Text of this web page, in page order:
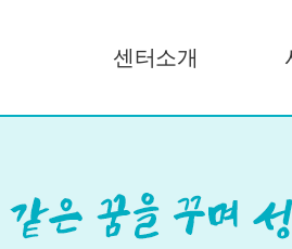
센터소개